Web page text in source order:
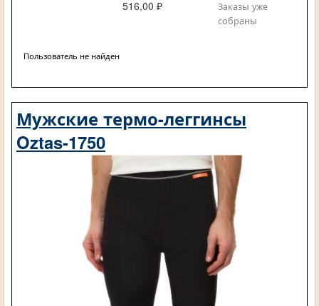
516,00 ₽
Заказы уже
собраны
Пользователь не найден
Мужские термо-леггинсы
Oztas-1750